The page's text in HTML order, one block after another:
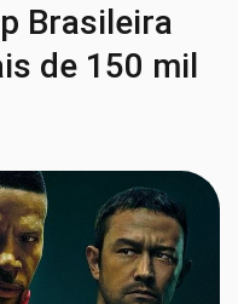
Brasileira
de 150 mil